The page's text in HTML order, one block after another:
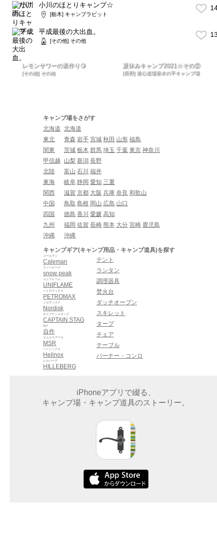
小川のほとりキャンプ☆
[栃木] キャンプラビット
平成最後の大出血。
[その他] その他
レモンサワーの素作り🍋
[その他] その他
夏休みキャンプ2021☆その②
[長野] 善心道場青木の平キャンプ場
キャンプ場をさがす
北海道 北海道
東北
青森 岩手 宮城 秋田 山形 福島
関東
茨城 栃木 群馬 埼玉 千葉 東京 神奈川
甲信越
山梨 新潟 長野
北陸
富山 石川 福井
東海
岐阜 静岡 愛知 三重
関西
滋賀 京都 大阪 兵庫 奈良 和歌山
中国
鳥取 島根 岡山 広島 山口
四国
徳島 香川 愛媛 高知
九州
福岡 佐賀 長崎 熊本 大分 宮崎 鹿児島
沖縄
沖縄
キャンプギア(キャンプ用品・キャンプ道具)を探す
Caleman
コールマン
snow peak
スノーピーク
UNIFLAME
ユニフレーム
PETROMAX
ペトロマックス
Nordisk
ノルディスク
CAPTAIN STAG
キャプテンスタッグ
自作
DIY
MSR
エムエスアール
Helinox
ヘリノックス
HILLEBERG
ヒルバーグ
テント
ランタン
調理器具
焚火台
ダッチオーブン
スキレット
タープ
チェア
テーブル
バーナー・コンロ
iPhoneアプリで綴る、
キャンプ場・キャンプ道具のストーリー。